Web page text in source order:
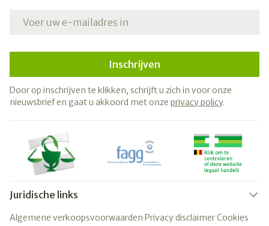
Inschrijven
Door op inschrijven te klikken, schrijft u zich in voor onze
nieuwsbrief en gaat u akkoord met onze privacy policy.
Juridische links
Algemene verkoopsvoorwaarden Privacy disclaimerCookies